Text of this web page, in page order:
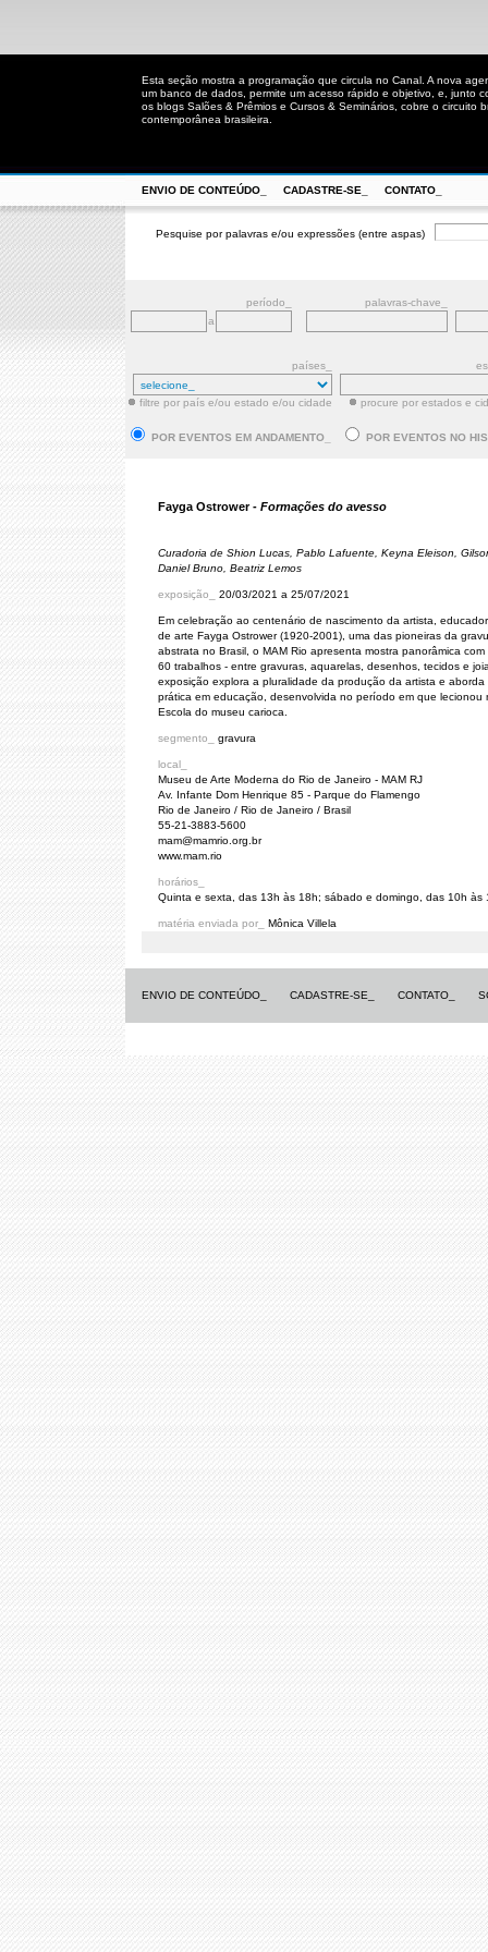
Esta seção mostra a programação que circula no Canal. A nova
um banco de dados, permite um acesso rápido e objetivo, e, junto
os blogs Salões & Prêmios e Cursos & Seminários, cobre o circuito
contemporânea brasileira.
ENVIO DE CONTEÚDO_ CADASTRE-SE_ CONTATO_
Pesquise por palavras e/ou expressões (entre aspas)
período_
palavras-chave_
a
países_
filtre por país e/ou estado e/ou cidade procure por estados e
POR EVENTOS EM ANDAMENTO_ POR EVENTOS NO
Fayga Ostrower - Formações do avesso
Curadoria de Shion Lucas, Pablo Lafuente, Keyna Eleison,
Daniel Bruno, Beatriz Lemos
exposição_ 20/03/2021 a 25/07/2021
Em celebração ao centenário de nascimento da artista,
de arte Fayga Ostrower (1920-2001), uma das pioneiras da
abstrata no Brasil, o MAM Rio apresenta mostra panorâmica com
60 trabalhos - entre gravuras, aquarelas, desenhos, tecidos e
exposição explora a pluralidade da produção da artista e aborda
prática em educação, desenvolvida no período em que lecionou
Escola do museu carioca.
segmento_ gravura
local_
Museu de Arte Moderna do Rio de Janeiro - MAM RJ
Av. Infante Dom Henrique 85 - Parque do Flamengo
Rio de Janeiro / Rio de Janeiro / Brasil
55-21-3883-5600
mam@mamrio.org.br
www.mam.rio
horários_
Quinta e sexta, das 13h às 18h; sábado e domingo, das 10h às
matéria enviada por_ Mônica Villela
ENVIO DE CONTEÚDO_ CADASTRE-SE_ CONTATO_